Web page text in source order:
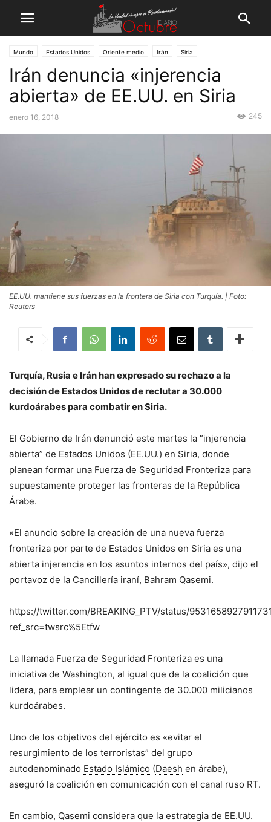
Mundo Estados Unidos Oriente medio Irán Siria
Irán denuncia «injerencia
abierta» de EE.UU. en Siria
enero 16, 2018 245
EE.UU. mantiene sus fuerzas en la frontera de Siria con Turquía. | Foto:
Reuters
Turquía, Rusia e Irán han expresado su rechazo a la
decisión de Estados Unidos de reclutar a 30.000
kurdoárabes para combatir en Siria.
El Gobierno de Irán denunció este martes la “injerencia
abierta” de Estados Unidos (EE.UU.) en Siria, donde
planean formar una Fuerza de Seguridad Fronteriza para
supuestamente proteger las fronteras de la República
Árabe.
«El anuncio sobre la creación de una nueva fuerza
fronteriza por parte de Estados Unidos en Siria es una
abierta injerencia en los asuntos internos del país», dijo el
portavoz de la Cancillería iraní, Bahram Qasemi.
https://twitter.com/BREAKING_PTV/status/
ref_src=twsrc%5Etfw
La llamada Fuerza de Seguridad Fronteriza es una
iniciativa de Washington, al igual que de la coalición que
lidera, para emplear un contingente de 30.000 milicianos
kurdoárabes.
Uno de los objetivos del ejército es «evitar el
resurgimiento de los terroristas” del grupo
autodenominado Estado Islámico (Daesh en árabe),
aseguró la coalición en comunicación con el canal ruso RT.
En cambio, Qasemi considera que la estrategia de EE.UU.